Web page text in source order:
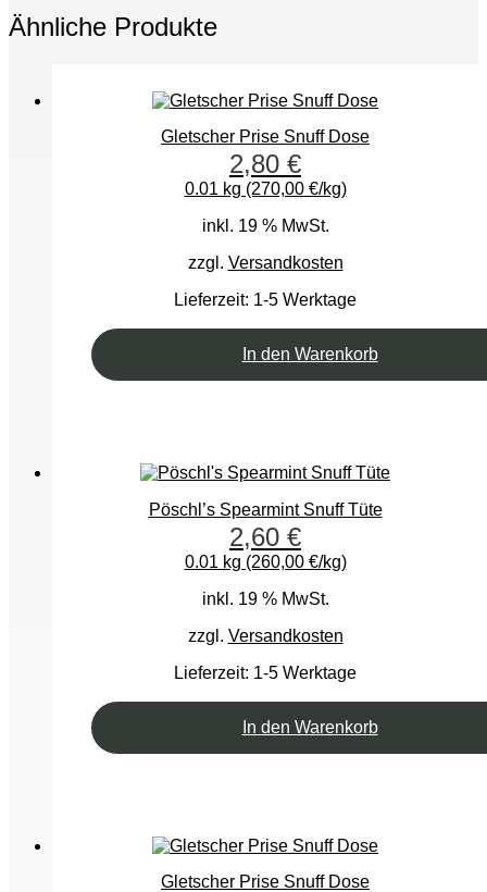
Ähnliche Produkte
Gletscher Prise Snuff Dose
2,80 €
0.01 kg (270,00 €/kg)
inkl. 19 % MwSt.
zzgl. Versandkosten
Lieferzeit: 1-5 Werktage
In den Warenkorb
Pöschl’s Spearmint Snuff Tüte
2,60 €
0.01 kg (260,00 €/kg)
inkl. 19 % MwSt.
zzgl. Versandkosten
Lieferzeit: 1-5 Werktage
In den Warenkorb
Gletscher Prise Snuff Dose